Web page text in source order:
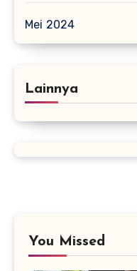
Mei 2024
Lainnya
You Missed